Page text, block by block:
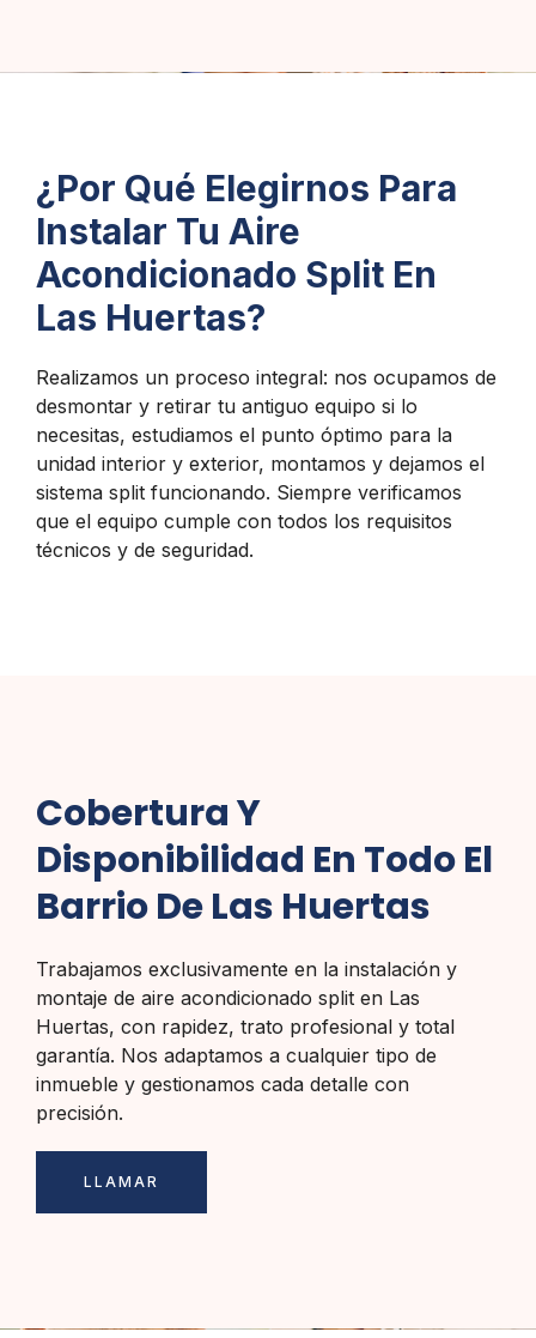
¿Por Qué Elegirnos Para
Instalar Tu Aire
Acondicionado Split En
Las Huertas?
Realizamos un proceso integral: nos ocupamos de
desmontar y retirar tu antiguo equipo si lo
necesitas, estudiamos el punto óptimo para la
unidad interior y exterior, montamos y dejamos el
sistema split funcionando. Siempre verificamos
que el equipo cumple con todos los requisitos
técnicos y de seguridad.
Cobertura Y
Disponibilidad En Todo El
Barrio De Las Huertas
Trabajamos exclusivamente en la instalación y
montaje de aire acondicionado split en Las
Huertas, con rapidez, trato profesional y total
garantía. Nos adaptamos a cualquier tipo de
inmueble y gestionamos cada detalle con
precisión.
LLAMAR